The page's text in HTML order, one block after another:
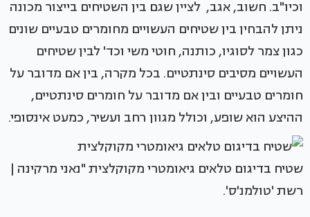
וכיו"ב. חשוב, אגב, לציין שגם בין השטיחים בייצור מכונה
ניתן להבחין בין שטיחים העשויים מחומרים טבעיים שונים
כגון צמר לסוגיו, כותנה, חוטי משי וכד' לבין שטיחים
העשויים מסיבים סינתטיים. בכל מקרה, בין אם מדובר על
חומרים טבעיים ובין אם מדובר על חומרים סינתטיים,
ההיצע הוא שופע, וכולל מגוון רחב ועשיר, כמעט אינסופי.
שטיח בדיגום טלאים גיאומטרי מקוקלצית "נאני מרקינה |
רשת 'טולמנ'ס'.